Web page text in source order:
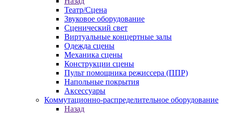
Театр/Сцена
Звуковое оборудование
Сценический свет
Виртуальные концертные залы
Одежда сцены
Механика сцены
Конструкции сцены
Пульт помощника режиссера (ППР)
Напольные покрытия
Аксессуары
Коммутационно-распределительное оборудование
Назад